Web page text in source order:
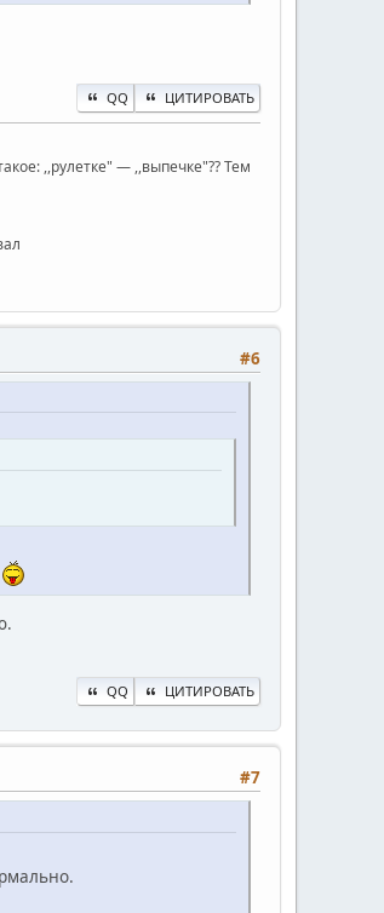
QQ ЦИТИРОВАТЬ
,,рулетке" — ,,выпечке"?? Тем
#6
QQ ЦИТИРОВАТЬ
#7